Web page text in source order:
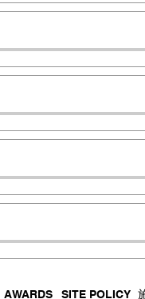
AWARDS SITE POLICY